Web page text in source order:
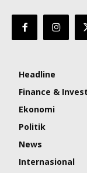
Headline
Finance &
Ekonomi
Politik
News
Internasional